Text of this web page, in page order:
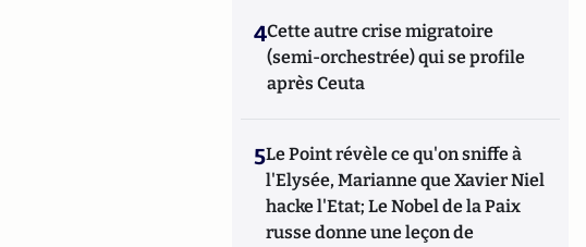
4Cette autre crise migratoire
(semi-orchestrée) qui se profile
après Ceuta
5Le Point révèle ce qu'on sniffe à
l'Elysée, Marianne que Xavier Niel
hacke l'Etat; Le Nobel de la Paix
russe donne une leçon de